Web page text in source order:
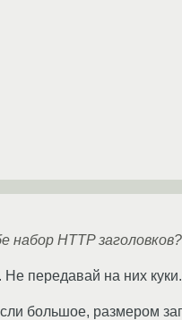
HTTP заголовков?
передавай на них куки.
большое, размером